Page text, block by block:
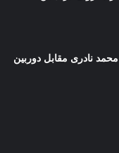
نادری مقابل دوربین